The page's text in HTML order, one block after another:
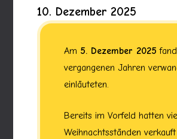
10. Dezember 2025
Am 5. Dezember 2025
vergangenen Jahren
einläuteten.
Bereits im Vorfeld hatten
Weihnachtsständen